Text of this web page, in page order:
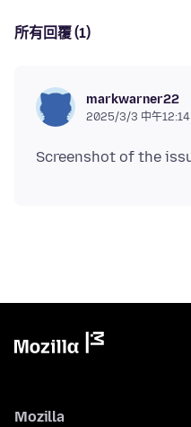
所有回覆 (1)
markwarner22
2025/3/3 中午12:14
Mozilla